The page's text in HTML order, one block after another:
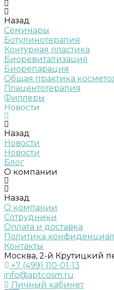
Назад
Семинары
Ботулинотерапия
Контурная пластика
Биоревитализация
Биорепарация
Общая практика
Плацентотерапия
Филлеры
Новости
Назад
Новости
Новости
Блог
О компании
Назад
О компании
Сотрудники
Оплата и доставка
Политика
Контакты
Москва, 2-й Крутицкий
+7 (499) 110-01-13
info@aptcosm.ru
Личный кабинет